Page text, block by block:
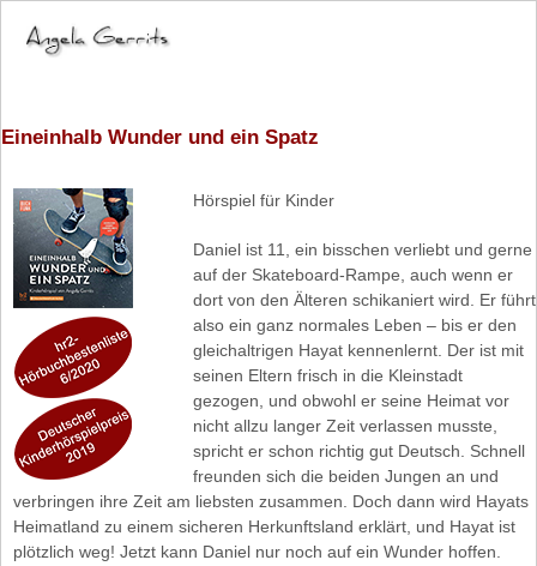
Eineinhalb Wunder und ein Spatz
Hörspiel für Kinder
Daniel ist 11, ein bisschen verliebt und gerne
auf der Skateboard-Rampe, auch wenn er
dort von den Älteren schikaniert wird. Er führt
also ein ganz normales Leben – bis er den
gleichaltrigen Hayat kennenlernt. Der ist mit
seinen Eltern frisch in die Kleinstadt
gezogen, und obwohl er seine Heimat vor
nicht allzu langer Zeit verlassen musste,
spricht er schon richtig gut Deutsch. Schnell
freunden sich die beiden Jungen an und
verbringen ihre Zeit am liebsten zusammen. Doch dann wird Hayats
Heimatland zu einem sicheren Herkunftsland erklärt, und Hayat ist
plötzlich weg! Jetzt kann Daniel nur noch auf ein Wunder hoffen.